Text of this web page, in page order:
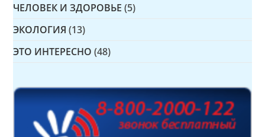
ЧЕЛОВЕК И ЗДОРОВЬЕ (5)
ЭКОЛОГИЯ (13)
ЭТО ИНТЕРЕСНО (48)